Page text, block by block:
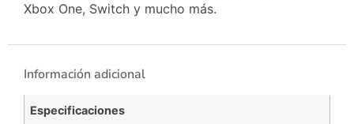
Xbox One, Switch y mucho más.
Información adicional
Especificaciones